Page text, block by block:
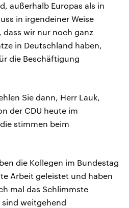
außerhalb Europas als in
in irgendeiner Weise
wir nur noch ganz
in Deutschland haben,
die Beschäftigung
Sie dann, Herr Lauk,
der CDU heute im
stimmen beim
die Kollegen im Bundestag
Arbeit geleistet und haben
mal das Schlimmste
sind weitgehend